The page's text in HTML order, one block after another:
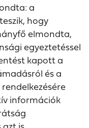
a
hogy
elmondta,
egyeztetéssel
kapott a
és a
információk